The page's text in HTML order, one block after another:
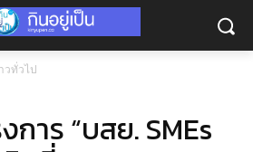
วทั่วไป
การ “บสย. SMEs